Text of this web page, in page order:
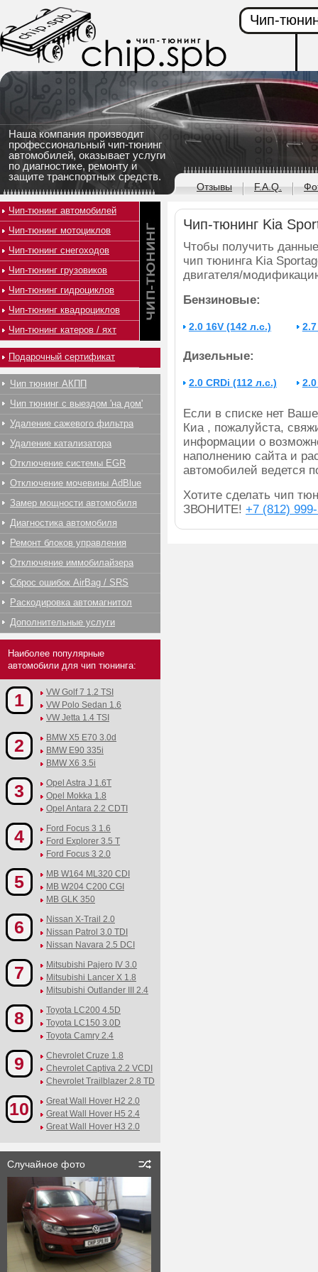
Наша компания производит
профессиональный чип-тюнинг
автомобилей, оказывает услуги
по диагностике, ремонту и
защите транспортных средств.
Чип-
Отзывы F.A.Q.
Чип-тюнинг Kia
Чтобы получить
чип тюнинга Kia
двигателя/
Бензиновые:
2.0 16V (142 л.с.)
Дизельные:
2.0 CRDi (112 л.с.)
Если в списке нет
Киа , пожалуйста,
информации о
наполнению сайта и
автомобилей ведется
Хотите сделать чип
ЗВОНИТЕ! +7 (812)
Чип-тюнинг автомобилей
Чип-тюнинг мотоциклов
Чип-тюнинг снегоходов
Чип-тюнинг грузовиков
Чип-тюнинг гидроциклов
Чип-тюнинг квадроциклов
Чип-тюнинг катеров / яхт
Подарочный сертификат
Чип тюнинг АКПП
Чип тюнинг с выездом 'на дом'
Удаление сажевого фильтра
Удаление катализатора
Отключение системы EGR
Отключение мочевины AdBlue
Замер мощности автомобиля
Диагностика автомобиля
Ремонт блоков управления
Отключение иммобилайзера
Сброс ошибок AirBag / SRS
Раскодировка автомагнитол
Дополнительные услуги
Наиболее популярные
автомобили для чип тюнинга:
1
VW Golf 7 1.2 TSI
VW Polo Sedan 1.6
VW Jetta 1.4 TSI
2
BMW X5 E70 3.0d
BMW E90 335i
BMW X6 3.5i
3
Opel Astra J 1.6T
Opel Mokka 1.8
Opel Antara 2.2 CDTI
4
Ford Focus 3 1.6
Ford Explorer 3.5 T
Ford Focus 3 2.0
5
MB W164 ML320 CDI
MB W204 C200 CGI
MB GLK 350
6
Nissan X-Trail 2.0
Nissan Patrol 3.0 TDI
Nissan Navara 2.5 DCI
7
Mitsubishi Pajero IV 3.0
Mitsubishi Lancer X 1.8
Mitsubishi Outlander III 2.4
8
Toyota LC200 4.5D
Toyota LC150 3.0D
Toyota Camry 2.4
9
Chevrolet Cruze 1.8
Chevrolet Captiva 2.2 VCDI
Chevrolet Trailblazer 2.8 TD
10
Great Wall Hover H2 2.0
Great Wall Hover H5 2.4
Great Wall Hover H3 2.0
Случайное фото